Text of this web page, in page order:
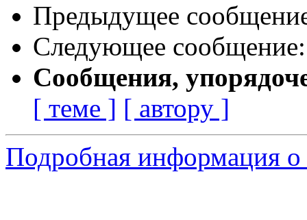
Предыдущее
Следующее
Сообщения,
[ теме ] [ автору ]
Подробная информация